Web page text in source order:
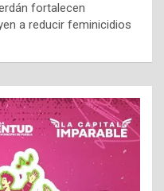
fortalecen
a reducir feminicidios